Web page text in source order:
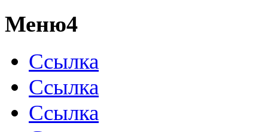
Меню4
Ссылка
Ссылка
Ссылка